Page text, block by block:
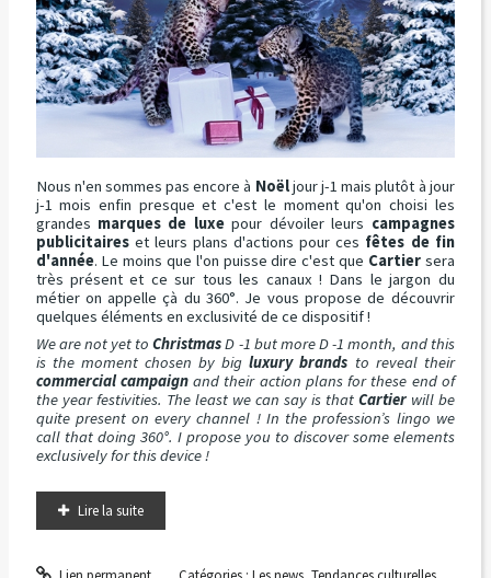
Nous n'en sommes pas encore à Noëljour j-1 mais plutôt à jour
j-1 mois enfin presque et c'est le moment qu'on choisi les
grandes marques de luxepour dévoiler leurs campagnes
publicitaireset leurs plans d'actions pour ces fêtes de fin
d'année. Le moins que l'on puisse dire c'est que Cartiersera
très présent et ce sur tous les canaux ! Dans le jargon du
métier on appelle çà du 360°. Je vous propose de découvrir
quelques éléments en exclusivité de ce dispositif !
We are not yet toChristmasD -1 but more D -1 month, and this
is the moment chosen by bigluxury brands to reveal their
commercial campaignand their action plans for these end of
the year festivities. The least we can say is that Cartierwill be
quite present on every channel ! In the profession’s lingo we
call that doing 360°. I propose you to discover some elements
exclusively for this device !
Lire la suite